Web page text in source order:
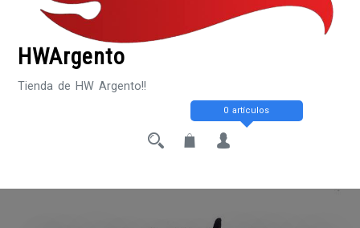
HWArgento
Tienda de HW Argento!!
0 artículos